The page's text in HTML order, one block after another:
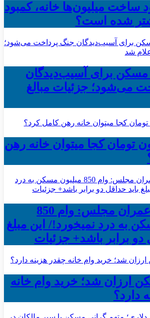
ساخت میلیون‌ها خانه، کمبود
شده است؟
مسکن برای آسیب‌دیدگان
می‌شود؛ جزئیات مبالغ
تومان کجا میتوان خانه رهن
کمیسیون عمران مجلس: وام 850
به درد نمیخورد!/ این مبلغ
دو برابر باشد+ جزئیات
ارزان شد؛ خرید وام خانه
دارد؟